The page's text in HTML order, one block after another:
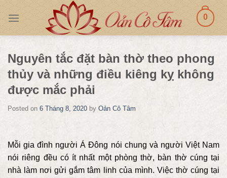
0
Nguyên tắc đặt bàn thờ theo phong
thủy và những điều kiêng kỵ không
được mắc phải
Posted on 6 Tháng 8, 2020 by Oản Cô Tâm
Mỗi gia đình người Á Đông nói chung và người Việt Nam
nói riêng đều có ít nhất một phòng thờ, bàn thờ cúng tại
nhà làm nơi gửi gắm tâm linh của mình. Việc thờ cúng tại